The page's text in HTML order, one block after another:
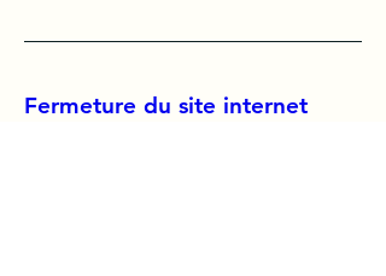
Fermeture du site internet